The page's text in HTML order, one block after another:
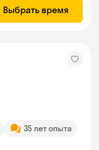
Выбрать время
35 лет опыта